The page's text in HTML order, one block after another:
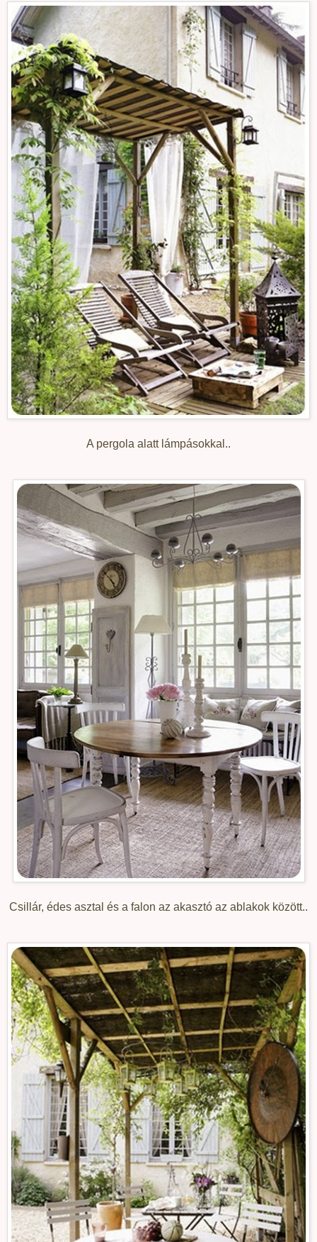
A pergola alatt lámpásokkal..
Csillár, édes asztal és a falon az akasztó az ablakok között..